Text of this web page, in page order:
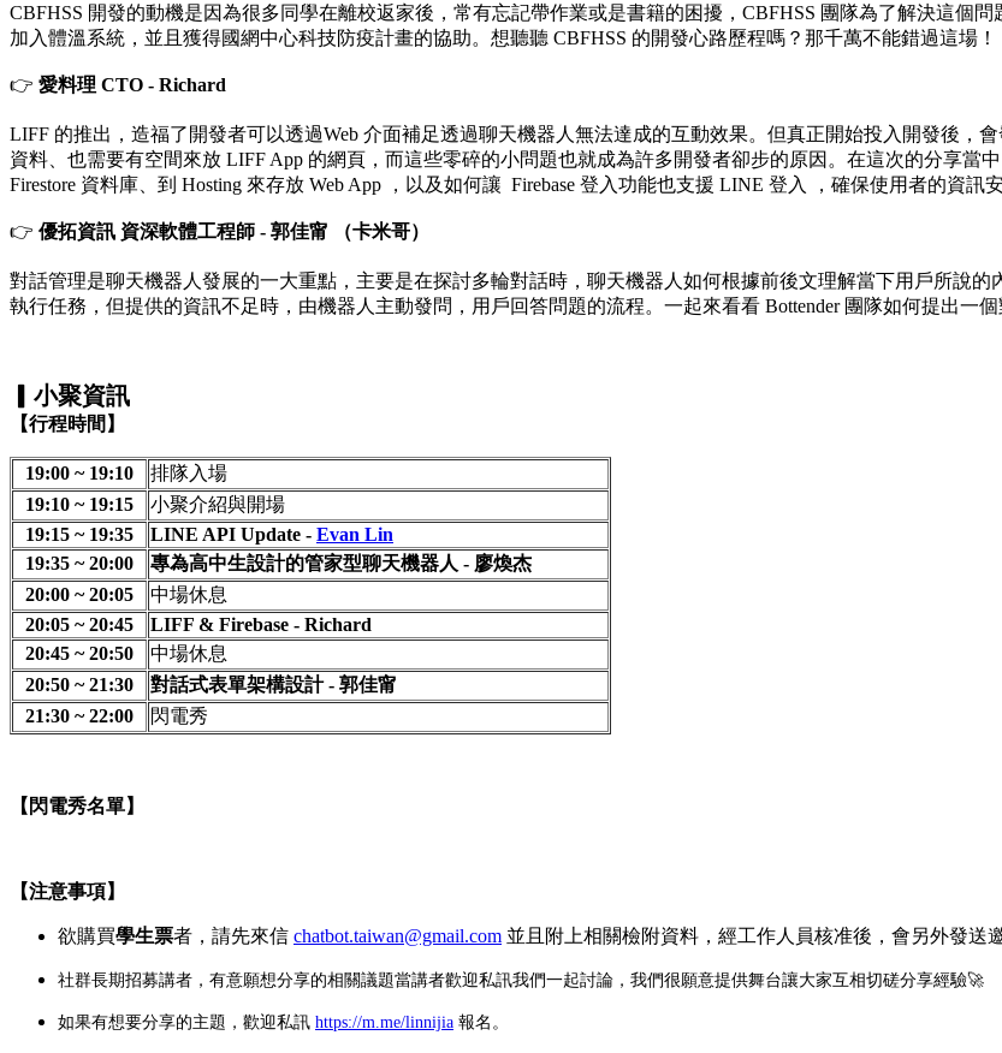
CBFHSS 開發的動機是因為很多同學在離校返家後，常有忘記帶作業或是書籍的困擾，CBFHSS 團隊為了解決這個
加入體溫系統，並且獲得國網中心科技防疫計畫的協助。想聽聽 CBFHSS 的開發心路歷程嗎？那千萬不能錯過這場！
👉 愛料理 CTO - Richard
LIFF 的推出，造福了開發者可以透過Web 介面補足透過聊天機器人無法達成的互動效果。但真正開始投入開發後，
資料、也需要有空間來放 LIFF App 的網頁，而這些零碎的小問題也就成為許多開發者卻步的原因。在這次的分享當
Firestore 資料庫、到 Hosting 來存放 Web App ，以及如何讓 Firebase 登入功能也支援 LINE 登入 ，確保使用者的資訊安
👉 優拓資訊 資深軟體工程師 - 郭佳甯 （卡米哥）
對話管理是聊天機器人發展的一大重點，主要是在探討多輪對話時，聊天機器人如何根據前後文理解當下用戶所說
執行任務，但提供的資訊不足時，由機器人主動發問，用戶回答問題的流程。一起來看看 Bottender 團隊如何提出一
▎小聚資訊
【行程時間】
19:00 ~ 19:10
排隊入場
19:10 ~ 19:15
小聚介紹與開場
19:15 ~ 19:35
LINE API Update - Evan Lin
19:35 ~ 20:00
專為高中生設計的管家型聊天機器人 - 廖煥杰
20:00 ~ 20:05
中場休息
20:05 ~ 20:45
LIFF & Firebase - Richard
20:45 ~ 20:50
中場休息
20:50 ~ 21:30
對話式表單架構設計 - 郭佳甯
21:30 ~ 22:00
閃電秀
【閃電秀名單】
【注意事項】
欲購買學生票者，請先來信 chatbot.taiwan@gmail.com 並且附上相關檢附資料，經工作人員核准後，會另外發送
社群長期招募講者，有意願想分享的相關議題當講者歡迎私訊我們一起討論，我們很願意提供舞台讓大家互相切磋分享經驗🚀
如果有想要分享的主題，歡迎私訊 https://m.me/linnijia 報名。